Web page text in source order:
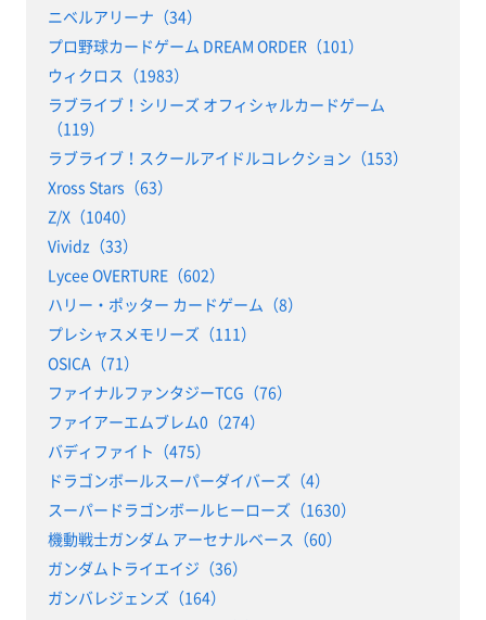
ニベルアリーナ（34）
プロ野球カードゲーム DREAM ORDER（101）
ウィクロス（1983）
ラブライブ！シリーズ オフィシャルカードゲーム
（119）
ラブライブ！スクールアイドルコレクション（153）
Xross Stars（63）
Z/X（1040）
Vividz（33）
Lycee OVERTURE（602）
ハリー・ポッター カードゲーム（8）
プレシャスメモリーズ（111）
OSICA（71）
ファイナルファンタジーTCG（76）
ファイアーエムブレム0（274）
バディファイト（475）
ドラゴンボールスーパーダイバーズ（4）
スーパードラゴンボールヒーローズ（1630）
機動戦士ガンダム アーセナルベース（60）
ガンダムトライエイジ（36）
ガンバレジェンズ（164）